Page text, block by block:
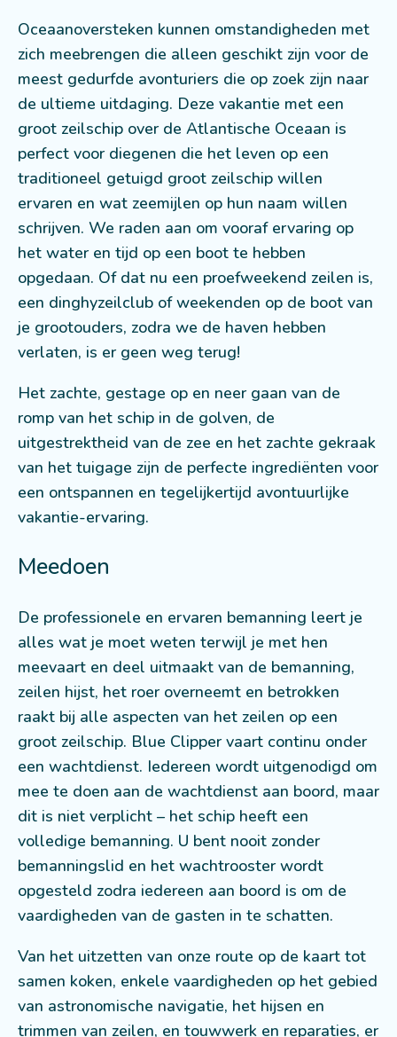
Oceaanoversteken kunnen omstandigheden met
zich meebrengen die alleen geschikt zijn voor de
meest gedurfde avonturiers die op zoek zijn naar
de ultieme uitdaging. Deze vakantie met een
groot zeilschip over de Atlantische Oceaan is
perfect voor diegenen die het leven op een
traditioneel getuigd groot zeilschip willen
ervaren en wat zeemijlen op hun naam willen
schrijven. We raden aan om vooraf ervaring op
het water en tijd op een boot te hebben
opgedaan. Of dat nu een proefweekend zeilen is,
een dinghyzeilclub of weekenden op de boot van
je grootouders, zodra we de haven hebben
verlaten, is er geen weg terug!
Het zachte, gestage op en neer gaan van de
romp van het schip in de golven, de
uitgestrektheid van de zee en het zachte gekraak
van het tuigage zijn de perfecte ingrediënten voor
een ontspannen en tegelijkertijd avontuurlijke
vakantie-ervaring.
Meedoen
De professionele en ervaren bemanning leert je
alles wat je moet weten terwijl je met hen
meevaart en deel uitmaakt van de bemanning,
zeilen hijst, het roer overneemt en betrokken
raakt bij alle aspecten van het zeilen op een
groot zeilschip. Blue Clipper vaart continu onder
een wachtdienst. Iedereen wordt uitgenodigd om
mee te doen aan de wachtdienst aan boord, maar
dit is niet verplicht – het schip heeft een
volledige bemanning. U bent nooit zonder
bemanningslid en het wachtrooster wordt
opgesteld zodra iedereen aan boord is om de
vaardigheden van de gasten in te schatten.
Van het uitzetten van onze route op de kaart tot
samen koken, enkele vaardigheden op het gebied
van astronomische navigatie, het hijsen en
trimmen van zeilen, en touwwerk en reparaties, er